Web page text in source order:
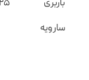
باربری
سارویه